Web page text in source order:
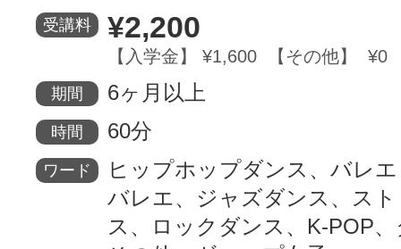
受講料 ¥2,200
【入学金】 ¥1,600 【その他】 ¥0
期間 6ヶ月以上
時間 60分
ワード
ヒップホップダンス、バレ
バレエ、ジャズダンス、ス
ス、ロックダンス、K-POP